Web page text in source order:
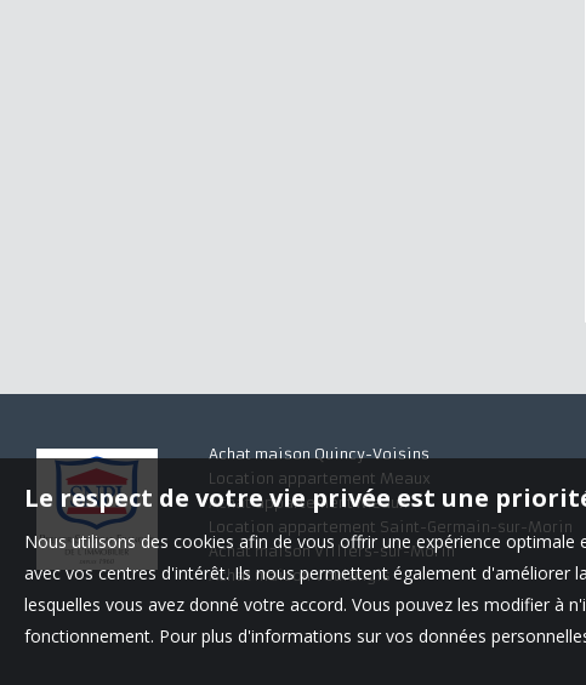
Achat maison Quincy-Voisins
Location appartement Meaux
Achat appartement Meaux
Location appartement Saint-Germain-sur-Morin
Achat maison Villiers-sur-Morin
Achat maison Voulangis
Le respect de votre vie privée est une
Nous utilisons des cookies afin de vous offrir une expérience
avec vos centres d'intérêt. Ils nous permettent également d'améliorer
lesquelles vous avez donné votre accord. Vous pouvez les modifier à
fonctionnement. Pour plus d'informations sur vos données